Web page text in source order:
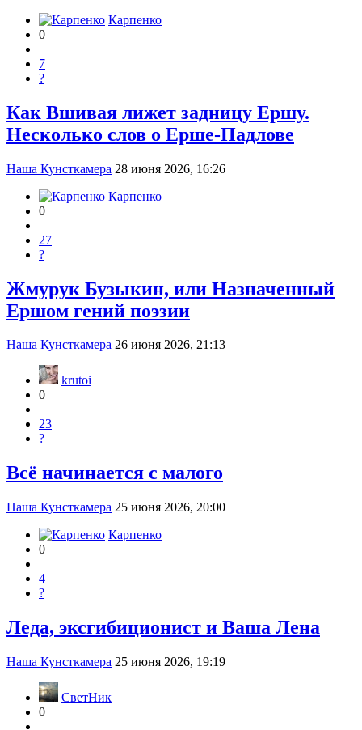
Карпенко
0
7
?
Как Вшивая лижет задницу Ершу.
Несколько слов о Ерше-Падлове
Наша Кунсткамера 28 июня 2026, 16:26
Карпенко
0
27
?
Жмурук Бузыкин, или Назначенный
Ершом гений поэзии
Наша Кунсткамера 26 июня 2026, 21:13
krutoi
0
23
?
Всё начинается с малого
Наша Кунсткамера 25 июня 2026, 20:00
Карпенко
0
4
?
Леда, эксгибиционист и Ваша Лена
Наша Кунсткамера 25 июня 2026, 19:19
СветНик
0